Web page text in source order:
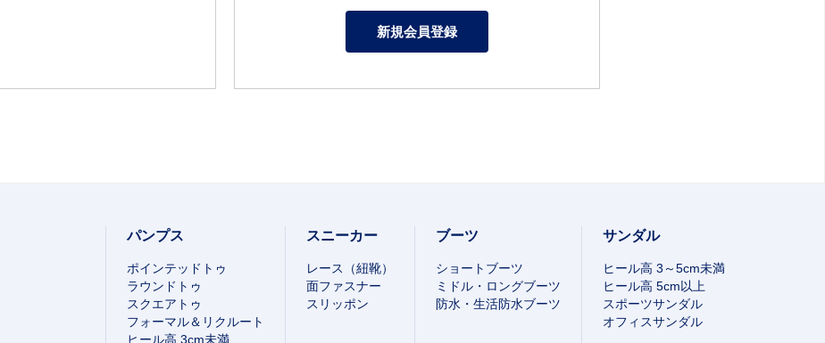
パンプス
ポインテッドトゥ
ラウンドトゥ
スクエアトゥ
フォーマル＆リクルート
ヒール高 3cm未満
スニーカー
レース（紐靴）
面ファスナー
スリッポン
ブーツ
ショートブーツ
ミドル・ロングブーツ
防水・生活防水ブーツ
サンダル
ヒール高 3～5cm未満
ヒール高 5cm以上
スポーツサンダル
オフィスサンダル